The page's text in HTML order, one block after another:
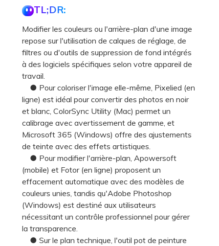
TL;DR:
Modifier les couleurs ou l'arrière-plan d'une image
repose sur l'utilisation de calques de réglage, de
filtres ou d'outils de suppression de fond intégrés
à des logiciels spécifiques selon votre appareil de
travail.
● Pour coloriser l'image elle-même, Pixelied (en
ligne) est idéal pour convertir des photos en noir
et blanc, ColorSync Utility (Mac) permet un
calibrage avec avertissement de gamme, et
Microsoft 365 (Windows) offre des ajustements
de teinte avec des effets artistiques.
● Pour modifier l'arrière-plan, Apowersoft
(mobile) et Fotor (en ligne) proposent un
effacement automatique avec des modèles de
couleurs unies, tandis qu'Adobe Photoshop
(Windows) est destiné aux utilisateurs
nécessitant un contrôle professionnel pour gérer
la transparence.
● Sur le plan technique, l'outil pot de peinture